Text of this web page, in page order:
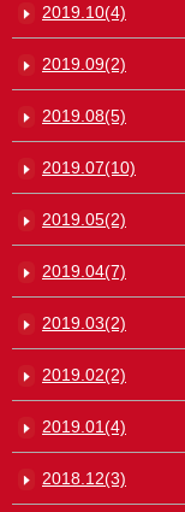
2019.10(4)
2019.09(2)
2019.08(5)
2019.07(10)
2019.05(2)
2019.04(7)
2019.03(2)
2019.02(2)
2019.01(4)
2018.12(3)